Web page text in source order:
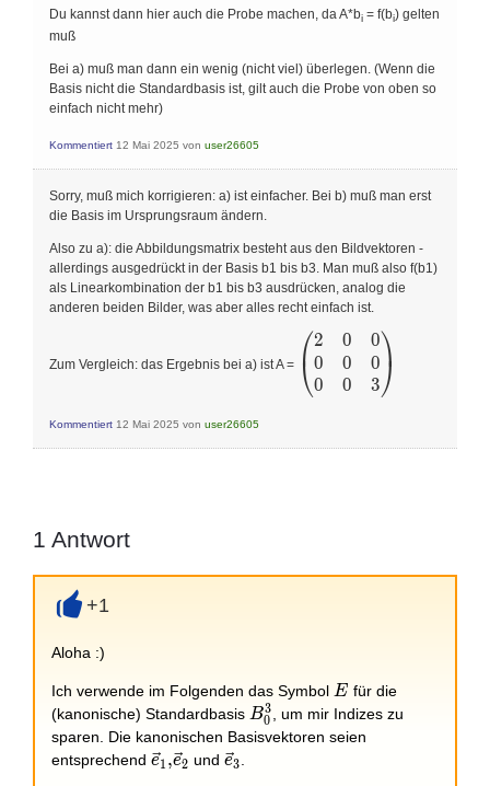
Du kannst dann hier auch die Probe machen, da A*bi = f(bi) gelten
muß
Bei a) muß man dann ein wenig (nicht viel) überlegen. (Wenn die
Basis nicht die Standardbasis ist, gilt auch die Probe von oben so
einfach nicht mehr)
Kommentiert 12 Mai 2025 von user26605
Sorry, muß mich korrigieren: a) ist einfacher. Bei b) muß man erst
die Basis im Ursprungsraum ändern.
Also zu a): die Abbildungsmatrix besteht aus den Bildvektoren -
allerdings ausgedrückt in der Basis b1 bis b3. Man muß also f(b1)
als Linearkombination der b1 bis b3 ausdrücken, analog die
anderen beiden Bilder, was aber alles recht einfach ist.
Zum Vergleich: das Ergebnis bei a) ist A =
\begin{pmatrix}
2 & 0 & 0 \\ 0 &
0 &0 \\ 0 & 0
&3\end{pmatrix}
⎝
⎛2
0
0
0
0
0
0
0
3⎠
⎞
Kommentiert 12 Mai 2025 von user26605
1 Antwort
+1
Aloha :)
Ich verwende im Folgenden das Symbol E
E für die
(kanonische) Standardbasis B_0^3
B0
3, um mir Indizes zu
sparen. Die kanonischen Basisvektoren seien
entsprechend \vec
e1 ,e2 und \vec
e3.